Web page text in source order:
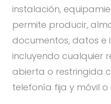
instalación,
permite producir,
documentos, datos e
incluyendo cualquier
abierta o restringida
telefonía fija y móvil o